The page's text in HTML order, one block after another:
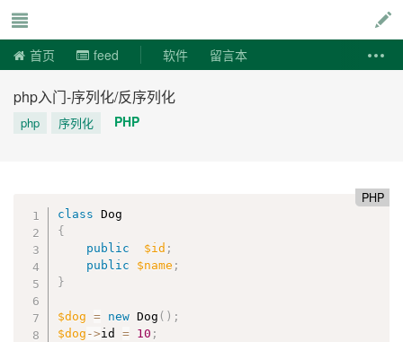
首页 feed 软件 留言本
php入门-序列化/反序列化
php 序列化 PHP
PHP
class
Dog
{
public
$id ;
public
$name ;
}
$dog = new Dog ( ) ;
$dog ->id = 10 ;